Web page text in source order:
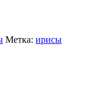
Метка: ирисы